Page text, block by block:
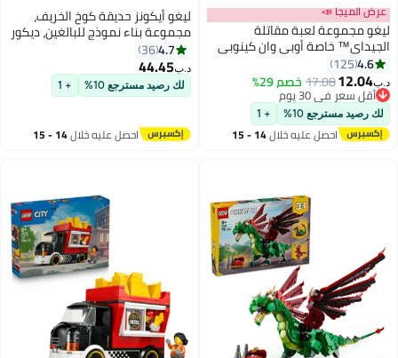
عرض الميجا 📣
ليغو مجموعة لعبة مقاتلة
الجيداي™ خاصة أوبي وان كينوبي
سنوات أو أكثر (282 قطعة)
4.6
125
د.ب‏12.04
17.08خصم 29%
أقل سعر في 30 يوم
أقل سعر في 30 يوم
لك رصيد مسترجع 10% + 1
احصل عليه خلال 14 - 15
ليغو أيكونز حديقة كوخ الخريف،
مجموعة بناء نموذج للبالغين، ديكور
قابل للتخصيص (١١٠٢قطعة) 11372
4.7
36
د.ب‏44.45
لك رصيد مسترجع 10% + 1
احصل عليه خلال 14 - 15